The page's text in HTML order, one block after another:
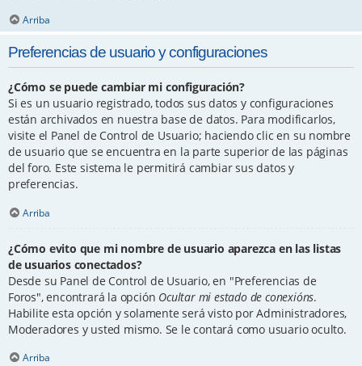
Arriba
Preferencias de usuario y configuraciones
¿Cómo se puede cambiar mi configuración?
Si es un usuario registrado, todos sus datos y configuraciones
están archivados en nuestra base de datos. Para modificarlos,
visite el Panel de Control de Usuario; haciendo clic en su nombre
de usuario que se encuentra en la parte superior de las páginas
del foro. Este sistema le permitirá cambiar sus datos y
preferencias.
Arriba
¿Cómo evito que mi nombre de usuario aparezca en las listas
de usuarios conectados?
Desde su Panel de Control de Usuario, en "Preferencias de
Foros", encontrará la opción Ocultar mi estado de conexións.
Habilite esta opción y solamente será visto por Administradores,
Moderadores y usted mismo. Se le contará como usuario oculto.
Arriba